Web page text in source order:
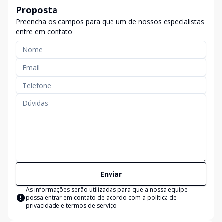
Proposta
Preencha os campos para que um de nossos especialistas
entre em contato
Enviar
As informações serão utilizadas para que a nossa equipe
possa entrar em contato de acordo com a política de
privacidade e termos de serviço